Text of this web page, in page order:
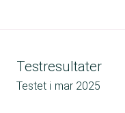
Testresultater
Testet i mar 2025